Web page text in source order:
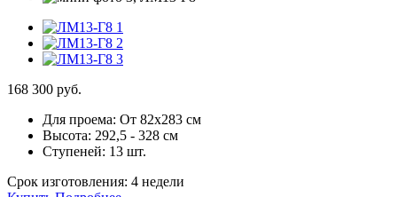
168 300 руб.
Для проема: От 82х283 см
Высота: 292,5 - 328 см
Ступеней: 13 шт.
Срок изготовления: 4 недели